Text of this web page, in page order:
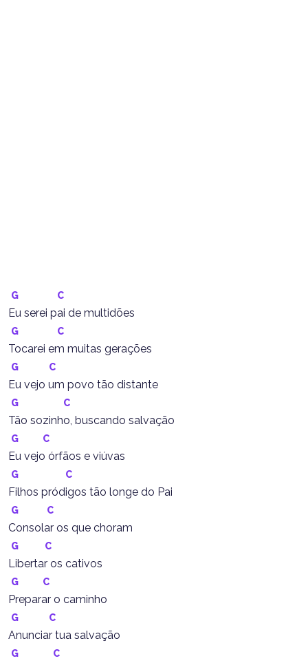
G C
Eu serei pai de multidões
G C
Tocarei em muitas gerações
G C
Eu vejo um povo tão distante
G C
Tão sozinho, buscando salvação
G C
Eu vejo órfãos e viúvas
G C
Filhos pródigos tão longe do Pai
G C
Consolar os que choram
G C
Libertar os cativos
G C
Preparar o caminho
G C
Anunciar tua salvação
G C